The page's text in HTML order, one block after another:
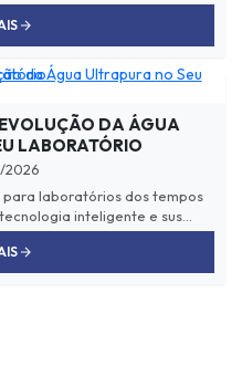
DA ÁGUA
LABORATÓRIO
2026
laboratórios dos tempos
inteligente e sus...